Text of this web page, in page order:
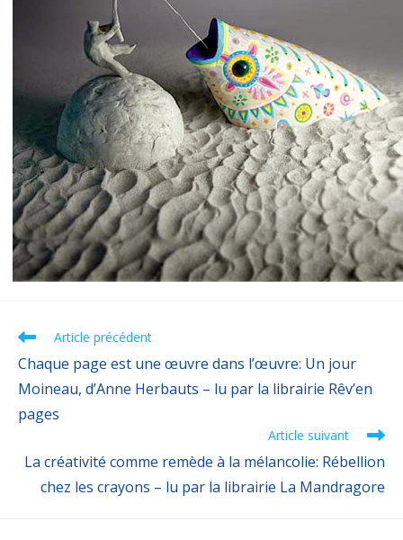
Article précédent
Chaque page est une œuvre dans l’œuvre: Un jour
Moineau, d’Anne Herbauts – lu par la librairie Rêv’en
pages
Article suivant
La créativité comme remède à la mélancolie: Rébellion
chez les crayons – lu par la librairie La Mandragore